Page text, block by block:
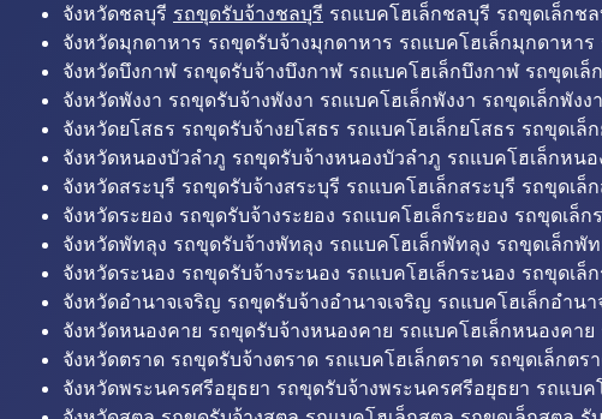
จังหวัดชลบุรี รถขุดรับจ้างชลบุรี รถแบคโฮเล็กชลบุรี รถขุดเล็กช
จังหวัดมุกดาหาร รถขุดรับจ้างมุกดาหาร รถแบคโฮเล็กมุกดาหา
จังหวัดบึงกาฬ รถขุดรับจ้างบึงกาฬ รถแบคโฮเล็กบึงกาฬ รถขุดเ
จังหวัดพังงา รถขุดรับจ้างพังงา รถแบคโฮเล็กพังงา รถขุดเล็กพัง
จังหวัดยโสธร รถขุดรับจ้างยโสธร รถแบคโฮเล็กยโสธร รถขุดเ
จังหวัดหนองบัวลำภู รถขุดรับจ้างหนองบัวลำภู รถแบคโฮเล็กห
จังหวัดสระบุรี รถขุดรับจ้างสระบุรี รถแบคโฮเล็กสระบุรี รถขุดเ
จังหวัดระยอง รถขุดรับจ้างระยอง รถแบคโฮเล็กระยอง รถขุดเล็
จังหวัดพัทลุง รถขุดรับจ้างพัทลุง รถแบคโฮเล็กพัทลุง รถขุดเล็กพั
จังหวัดระนอง รถขุดรับจ้างระนอง รถแบคโฮเล็กระนอง รถขุดเ
จังหวัดอำนาจเจริญ รถขุดรับจ้างอำนาจเจริญ รถแบคโฮเล็กอำน
จังหวัดหนองคาย รถขุดรับจ้างหนองคาย รถแบคโฮเล็กหนองคา
จังหวัดตราด รถขุดรับจ้างตราด รถแบคโฮเล็กตราด รถขุดเล็กต
จังหวัดพระนครศรีอยุธยา รถขุดรับจ้างพระนครศรีอยุธยา รถแบ